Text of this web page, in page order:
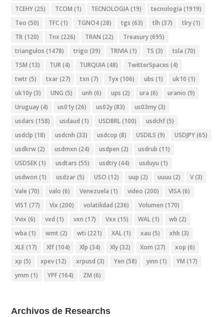
TCEHY(25) TCOM (1) TECNOLOGIA(19) tecnología (1919)
Teo (50) TFC(1) TGNO4(28) tgs (63) tlh (37) tlry(1)
Tlt (120) Tnx (226) TRAN (22) Treasury(695)
triangulos (1478) trigo (39) TRIVIA(1) TS (3) tsla (70)
TSM (13) TUR(4) TURQUIA(48) TwitterSpaces (4)
twtr(5) txar(27) txn (7) Tyx (106) ubs (1) uk10 (1)
uk10y(3) UNG (5) unh (6) ups (2) ura (6) uranio (9)
Uruguay(4) us01y(26) us02y(83) us03my(3)
usdars (158) usdaud (1) USDBRL(100) usdchf(5)
usdclp (18) usdcnh (33) usdcop (8) USDILS (9) USDJPY(65)
usdkrw(2) usdmxn (24) usdpen (2) usdrub (11)
USDSEK(1) usdtars (55) usdtry(44) usduyu (1)
usdwon (1) usdzar(5) USO (12) uup (2) uuuu (2) V(3)
Vale (70) valo (6) Venezuela (1) video (200) VISA(6)
VIST (77) Vix (200) volatilidad (236) Volumen (170)
Vvix (6) vxd (1) vxn (17) Vxx (15) WAL(1) wb (2)
wba (1) wmt (2) wti (221) XAL(1) xau (5) xhb (3)
XLE(17) Xlf(104) Xlp (34) Xly(32) Xom (27) xop (6)
xp (5) xpev(12) xrpusd (3) Yen (58) yinn (1) YM (17)
ymm (1) YPF(164) ZM (6)
Archivos de Researchs